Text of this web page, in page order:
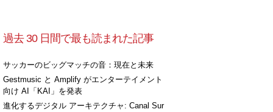
過去 30 日間で最も読まれた記事
サッカーのビッグマッチの音：現在と未来
Gestmusic と Amplify がエンターテイメント
向け AI「KAI」を発表
進化するデジタル アーキテクチャ: Canal Sur